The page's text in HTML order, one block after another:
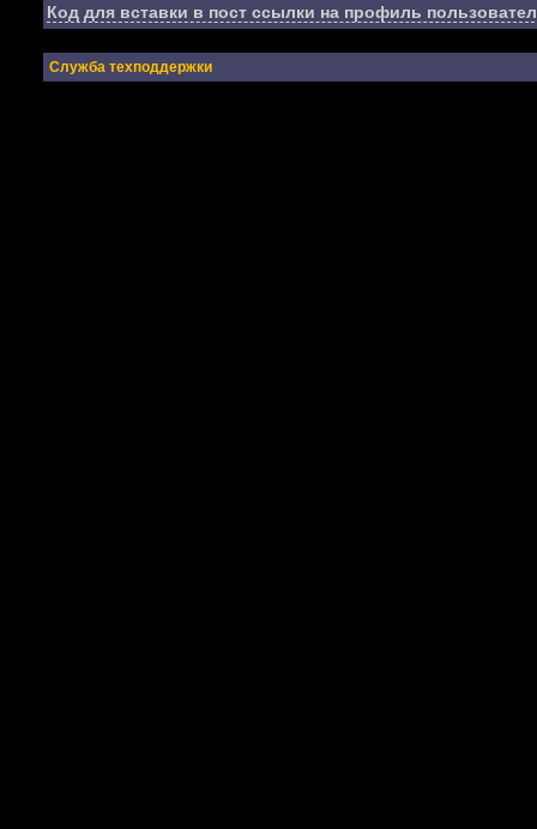
Код для вставки в пост ссылки на профиль
Служба техподдержки